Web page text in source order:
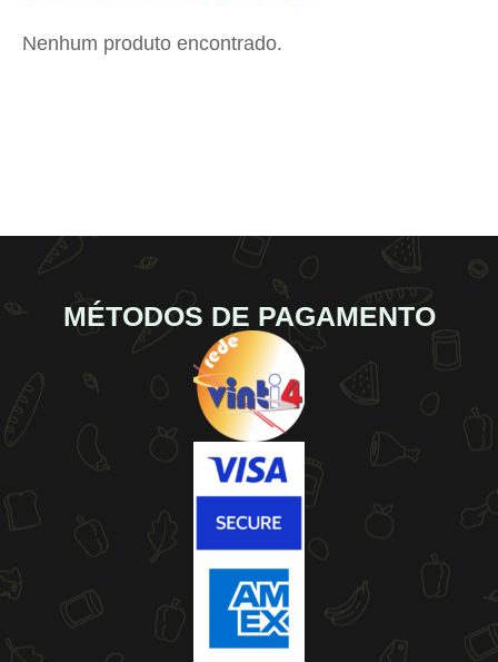
Nenhum produto encontrado.
MÉTODOS DE PAGAMENTO